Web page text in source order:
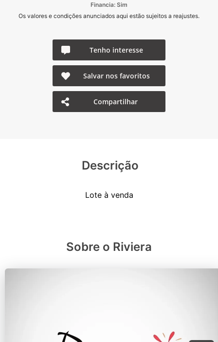
Financia: Sim
Os valores e condições anunciados aqui estão sujeitos a reajustes.
Tenho interesse
Salvar nos favoritos
Compartilhar
Descrição
Sobre o Riviera